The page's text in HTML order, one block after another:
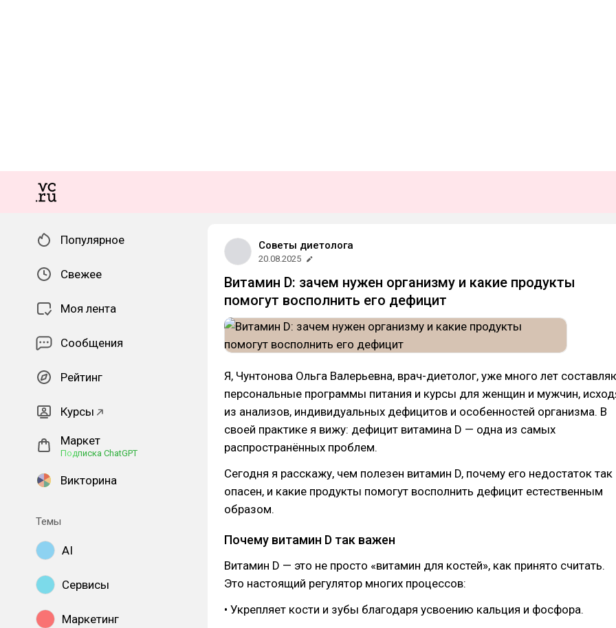
Популярное
Свежее
Моя лента
Сообщения
Рейтинг
Курсы
Маркет
Подписка ChatGPT
Викторина
Темы
AI
Сервисы
Маркетинг
Советы диетолога
20.08.2025
Витамин D: зачем нужен организму и какие продукты
помогут восполнить его дефицит
Я, Чунтонова Ольга Валерьевна, врач-диетолог, уже много лет
персональные программы питания и курсы для женщин и мужчин,
из анализов, индивидуальных дефицитов и особенностей организма. В
своей практике я вижу: дефицит витамина D — одна из самых
распространённых проблем.
Сегодня я расскажу, чем полезен витамин D, почему его недостаток так
опасен, и какие продукты помогут восполнить дефицит естественным
образом.
Почему витамин D так важен
Витамин D — это не просто «витамин для костей», как принято считать.
Это настоящий регулятор многих процессов:
• Укрепляет кости и зубы благодаря усвоению кальция и фосфора.